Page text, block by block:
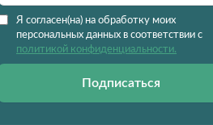
Я согласен(на) на обработку моих
персональных данных в соответствии с
политикой конфиденциальности.
Подписаться